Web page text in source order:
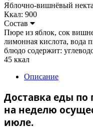
Яблочно-вишнёвый
Ккал: 900
Состав
Пюре из яблок, сок
лимонная кислота, вода
блюдо содержит:
45 ккал
Описание
Доставка еды
на неделю
июле.